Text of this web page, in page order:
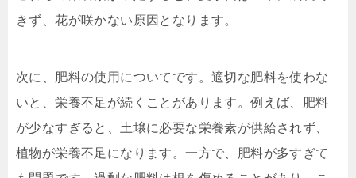
きず、花が咲かない原因となります。
次に、肥料の使用についてです。適切な肥料を使わな
いと、栄養不足が続くことがあります。例えば、肥料
が少なすぎると、土壌に必要な栄養素が供給されず、
植物が栄養不足になります。一方で、肥料が多すぎて